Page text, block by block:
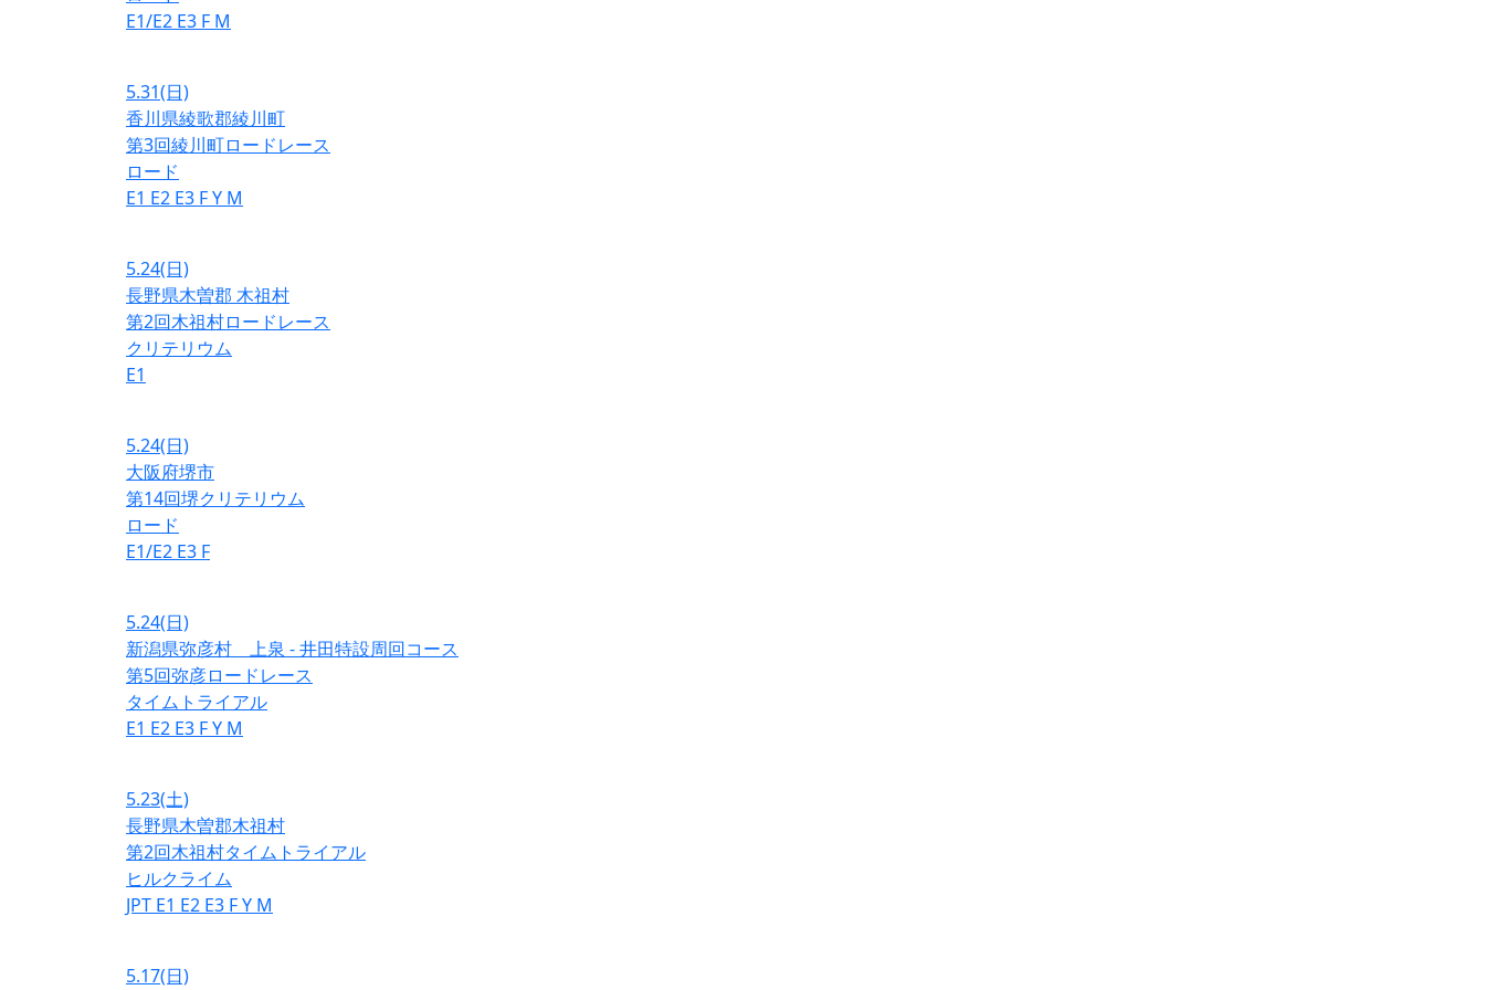
E1/E2 E3 F M
5.31(日)
香川県綾歌郡綾川町
第3回綾川町ロードレース
ロード
E1 E2 E3 FY M
5.24(日)
長野県木曽郡 木祖村
第2回木祖村ロードレース
クリテリウム
E1
5.24(日)
大阪府堺市
第14回堺クリテリウム
ロード
E1/E2 E3 F
5.24(日)
新潟県弥彦村 上泉 - 井田特設周回コース
第5回弥彦ロードレース
タイムトライアル
E1 E2 E3 FY M
5.23(土)
長野県木曽郡木祖村
第2回木祖村タイムトライアル
ヒルクライム
JPT E1 E2 E3 FY M
5.17(日)